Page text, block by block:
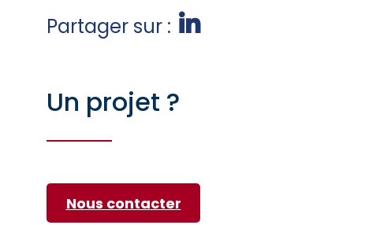
Partager sur :
Un projet ?
Nous contacter